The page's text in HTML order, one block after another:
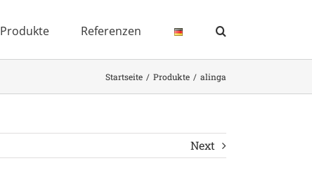
Produkte Referenzen
Startseite Produkte alinga
Next